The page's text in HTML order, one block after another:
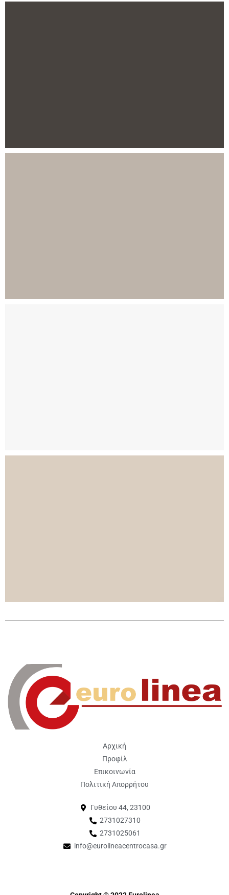
Αρχική
Προφίλ
Επικοινωνία
Πολιτική Απορρήτου
Γυθείου 44, 23100
2731027310
2731025061
info@eurolineacentrocasa.gr